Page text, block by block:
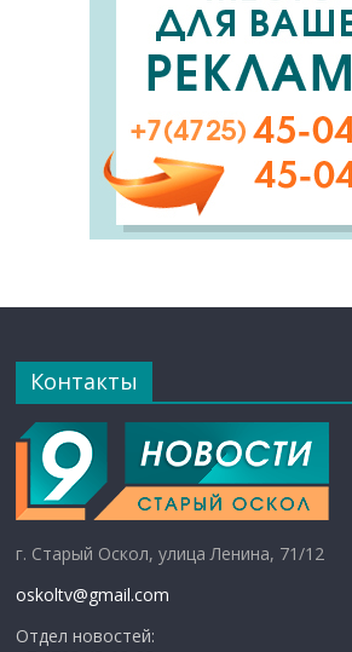
Контакты
г. Старый Оскол, улица Ленина, 71/12
oskoltv@gmail.com
Отдел новостей: